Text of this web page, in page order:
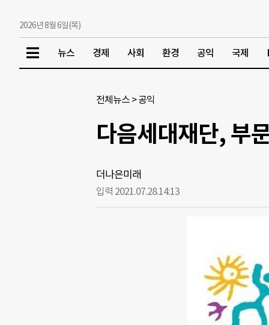
2026년 8월 6일(목)
뉴스 경제 사회 환경 공익 국제
전체뉴스 >공익
다음세대재단, 부
더나은미래
입력 2021.07.28.14:13